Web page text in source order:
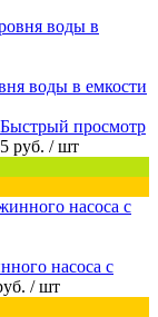
воды в емкости
Быстрый просмотр
руб. / шт
насоса с
/ шт